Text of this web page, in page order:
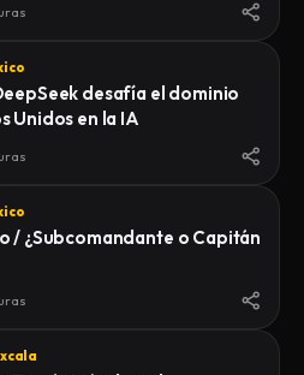
desafía el dominio
Unidos en la IA
/ ¿Subcomandante o Capitán